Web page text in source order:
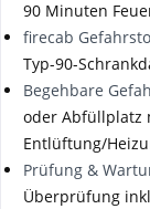
90 Minuten
firecab
Typ-90-
Begehbare
oder Abfüllplatz
Entlüftung/
Prüfung &
Überprüfung